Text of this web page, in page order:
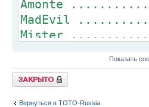
Amonte
MadEvil
Mister
Orion
danillo
ld13
Veprz
Показать
Закрыто
Вернуться в ТОТО-Russia